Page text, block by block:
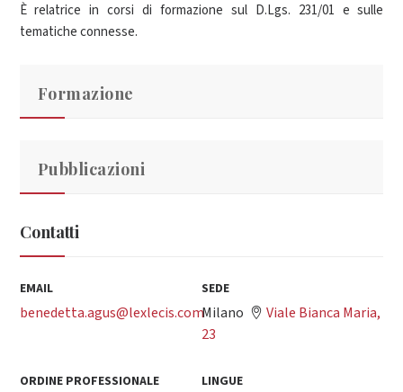
È relatrice in corsi di formazione sul D.Lgs. 231/01 e sulle
tematiche connesse.
Formazione
Pubblicazioni
Contatti
EMAIL
benedetta.agus@lexlecis.com
SEDE
Milano
Viale Bianca Maria,
23
ORDINE PROFESSIONALE LINGUE